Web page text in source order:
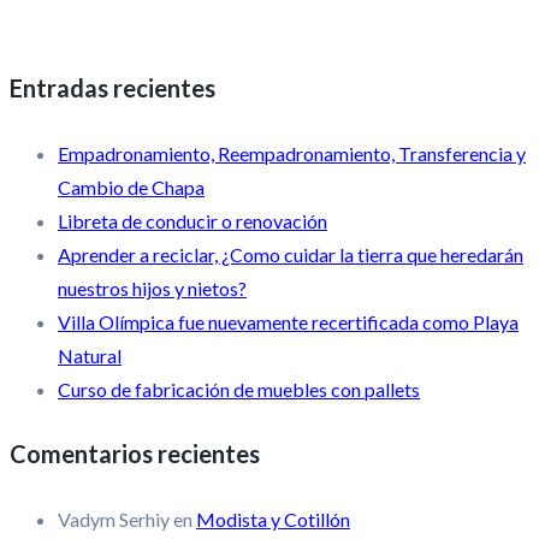
Entradas recientes
Empadronamiento, Reempadronamiento, Transferencia y
Cambio de Chapa
Libreta de conducir o renovación
Aprender a reciclar, ¿Como cuidar la tierra que heredarán
nuestros hijos y nietos?
Villa Olímpica fue nuevamente recertificada como Playa
Natural
Curso de fabricación de muebles con pallets
Comentarios recientes
Vadym Serhiyen Modista y Cotillón